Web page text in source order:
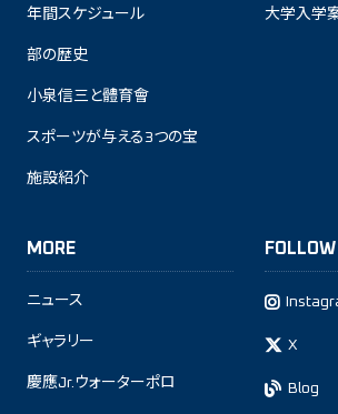
年間スケジュール
部の歴史
小泉信三と體育會
スポーツが与える3つの宝
施設紹介
大学入学
MORE
ニュース
ギャラリー
慶應Jr.ウォーターポロ
X
Blog